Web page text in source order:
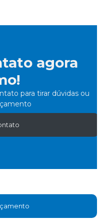
agora
para tirar dúvidas ou